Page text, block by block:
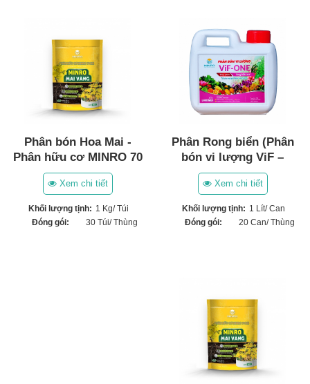
Phân bón Hoa Mai -
Phân hữu cơ MINRO 70
OM
Xem chi tiết
Khối lượng tịnh: 1 Kg/ Túi
Đóng gói:
30 Túi/ Thùng
Phân Rong biển (Phân
bón vi lượng ViF –
ONE) (1 Lít)
Xem chi tiết
Khối lượng tịnh: 1 Lít/ Can
Đóng gói:
20 Can/ Thùng